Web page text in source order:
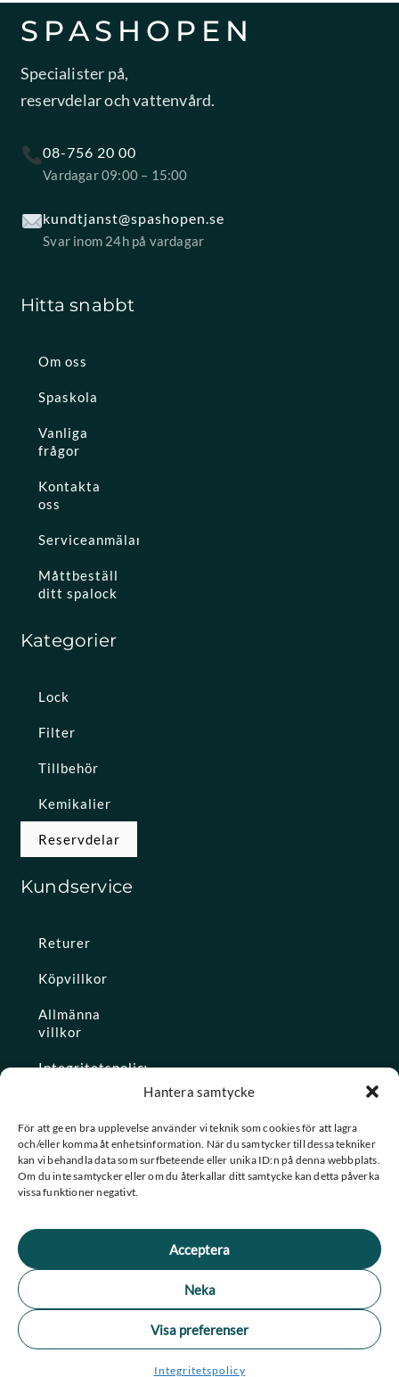
Hantera samtycke
För att ge en bra upplevelse använder vi teknik som cookies för att lagra
och/eller komma åt enhetsinformation. När du samtycker till dessa tekniker
kan vi behandla data som surfbeteende eller unika ID:n på denna webbplats.
Om du inte samtycker eller om du återkallar ditt samtycke kan detta påverka
vissa funktioner negativt.
Acceptera
Neka
Visa preferenser
Integritetspolicy
SPASHOPEN
Specialister på,
reservdelar och vattenvård.
08-756 20 00
Vardagar 09:00 – 15:00
kundtjanst@spashopen.se
Svar inom 24h på vardagar
Hitta snabbt
Om oss
Spaskola
Vanliga
frågor
Kontakta
oss
Serviceanmälan
Måttbeställ
ditt spalock
Kategorier
Lock
Filter
Tillbehör
Kemikalier
Reservdelar
Kundservice
Returer
Köpvillkor
Allmänna
villkor
Integritetspolicy
Konto
★ Trustpilot
Se alla våra omdömen
© 2026 Spashopen. Alla rättigheter förbehållna.